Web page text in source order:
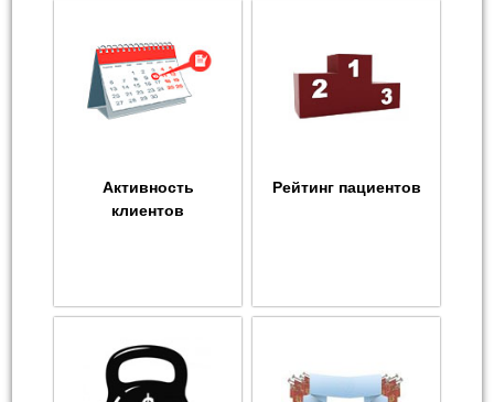
Активность
клиентов
Рейтинг пациентов